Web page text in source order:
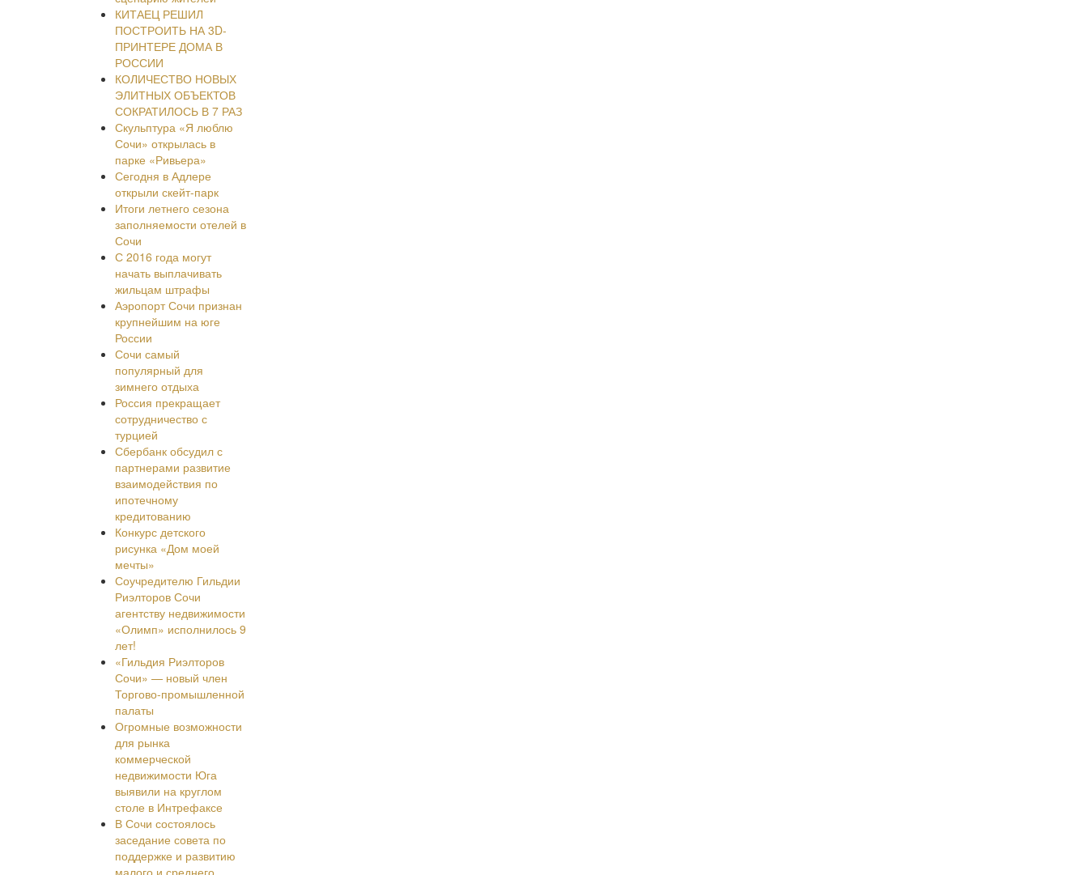
КИТАЕЦ РЕШИЛ
ПОСТРОИТЬ НА 3D-
ПРИНТЕРЕ ДОМА В
РОССИИ
КОЛИЧЕСТВО НОВЫХ
ЭЛИТНЫХ ОБЪЕКТОВ
СОКРАТИЛОСЬ В 7 РАЗ
Скульптура «Я люблю
Сочи» открылась в
парке «Ривьера»
Сегодня в Адлере
открыли скейт-парк
Итоги летнего сезона
заполняемости отелей в
Сочи
С 2016 года могут
начать выплачивать
жильцам штрафы
Аэропорт Сочи признан
крупнейшим на юге
России
Сочи самый
популярный для
зимнего отдыха
Россия прекращает
сотрудничество с
турцией
Сбербанк обсудил с
партнерами развитие
взаимодействия по
ипотечному
кредитованию
Конкурс детского
рисунка «Дом моей
мечты»
Соучредителю Гильдии
Риэлторов Сочи
агентству недвижимости
«Олимп» исполнилось 9
лет!
«Гильдия Риэлторов
Сочи» — новый член
Торгово-промышленной
палаты
Огромные возможности
для рынка
коммерческой
недвижимости Юга
выявили на круглом
столе в Интрефаксе
В Сочи состоялось
заседание совета по
поддержке и развитию